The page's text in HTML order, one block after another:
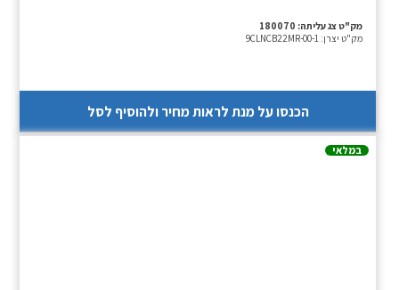
מק"ט צג עליתה: 180070
מק"ט יצרן: 9CLNCB22MR-00-1
הכנסו על מנת לראות מחיר ולהוסיף לסל
במלאי